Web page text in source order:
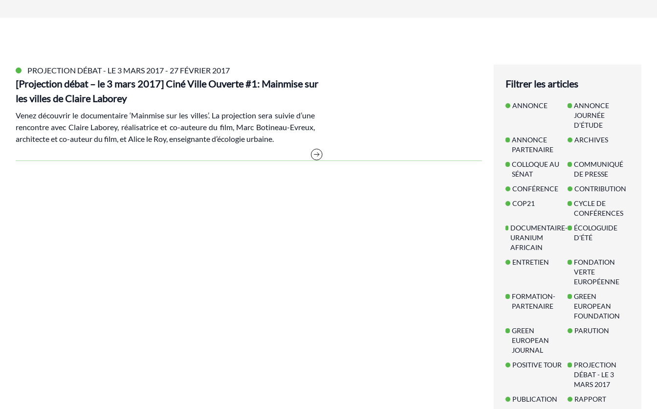
PROJECTION DÉBAT - LE 3 MARS 2017- 27 FÉVRIER 2017
[Projection débat – le 3 mars 2017] Ciné Ville Ouverte #1: Mainmise sur
les villes de Claire Laborey
Venez découvrir le documentaire ‘Mainmise sur les villes’. La projection sera suivie d’une
rencontre avec Claire Laborey, réalisatrice et co-auteure du film, Marc Botineau-Evreux,
architecte et co-auteur du film, et Alice le Roy, enseignante d’écologie urbaine.
Filtrer les articles
ANNONCE
ANNONCE
JOURNÉE
D’ÉTUDE
ANNONCE
PARTENAIRE
ARCHIVES
COLLOQUE AU
SÉNAT
COMMUNIQUÉ
DE PRESSE
CONFÉRENCE
CONTRIBUTION
COP21
CYCLE DE
CONFÉRENCES
DOCUMENTAIRE-
URANIUM
AFRICAIN
ÉCOLOGUIDE
D'ÉTÉ
ENTRETIEN
FONDATION
VERTE
EUROPÉENNE
FORMATION-
PARTENAIRE
GREEN
EUROPEAN
FOUNDATION
GREEN
EUROPEAN
JOURNAL
PARUTION
POSITIVE TOUR
PROJECTION
DÉBAT - LE 3
MARS 2017
PUBLICATION
RAPPORT